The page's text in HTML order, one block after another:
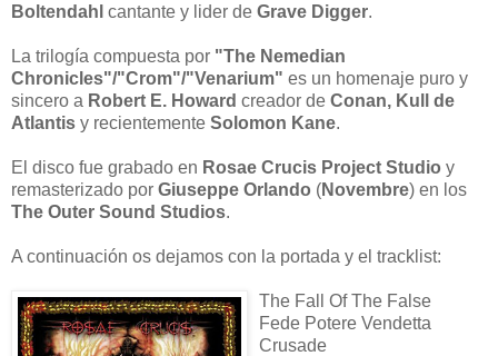
Boltendahl cantante y lider de Grave Digger.
La trilogía compuesta por "The Nemedian
Chronicles"/"Crom"/"Venarium" es un homenaje puro y
sincero a Robert E. Howard creador de Conan, Kull de
Atlantis y recientemente Solomon Kane.
El disco fue grabado en Rosae Crucis Project Studio y
remasterizado por Giuseppe Orlando (Novembre) en los
The Outer Sound Studios.
A continuación os dejamos con la portada y el tracklist:
The Fall Of The False
Fede Potere Vendetta
Crusade